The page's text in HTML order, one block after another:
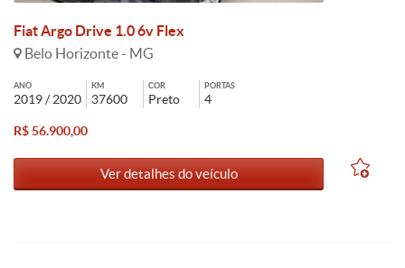
Fiat Argo Drive 1.0 6v Flex
Belo Horizonte - MG
ANO
2019 / 2020
KM
37600
COR
Preto
PORTAS
4
R$ 56.900,00
Ver detalhes do veículo